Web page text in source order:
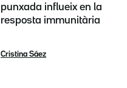
punxada influeix en la
resposta immunitària
Cristina Sáez